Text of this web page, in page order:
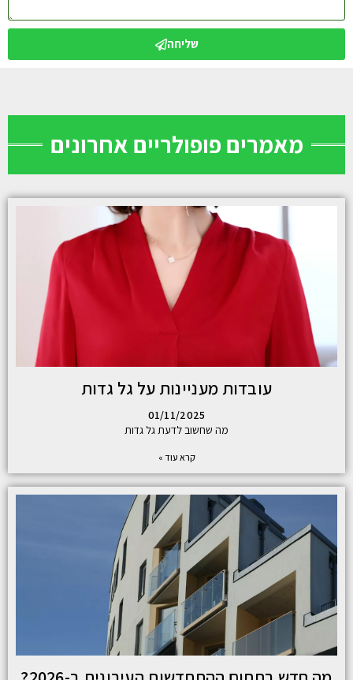
שליחה
מאמרים פופולריים אחרונים
עובדות מעניינות על גל גדות
01/11/2025
מה שחשוב לדעת גל גדות
קרא עוד »